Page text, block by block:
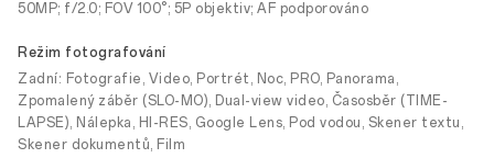
50MP; f/2.0; FOV 100°; 5P objektiv; AF podporováno
Režim fotografování
Zadní: Fotografie, Video, Portrét, Noc, PRO, Panorama,
Zpomalený záběr (SLO-MO), Dual-view video, Časosběr (TIME-
LAPSE), Nálepka, HI-RES, Google Lens, Pod vodou, Skener textu,
Skener dokumentů, Film